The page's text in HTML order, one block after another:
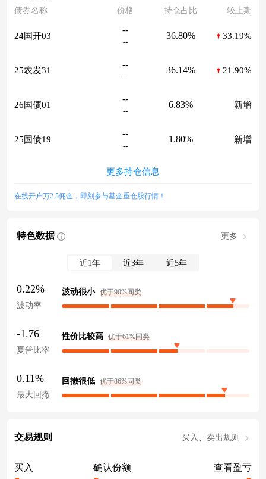
债券名称
价格 持仓占比 较上期
24国开03
--
--
36.80% 33.19%
25农发31
--
--
36.14% 21.90%
26国债01
--
--
6.83% 新增
25国债19
--
--
1.80% 新增
更多持仓信息
在线开户万2.5佣金，即刻参与基金重仓股行情！
特色数据 更多
近1年 近3年 近5年
0.22%
波动率
波动很小 优于90%同类
-1.76
夏普比率
性价比较高 优于61%同类
0.11%
最大回撤
回撤很低 优于86%同类
交易规则 买入、卖出规则
买入 确认份额 查看盈亏